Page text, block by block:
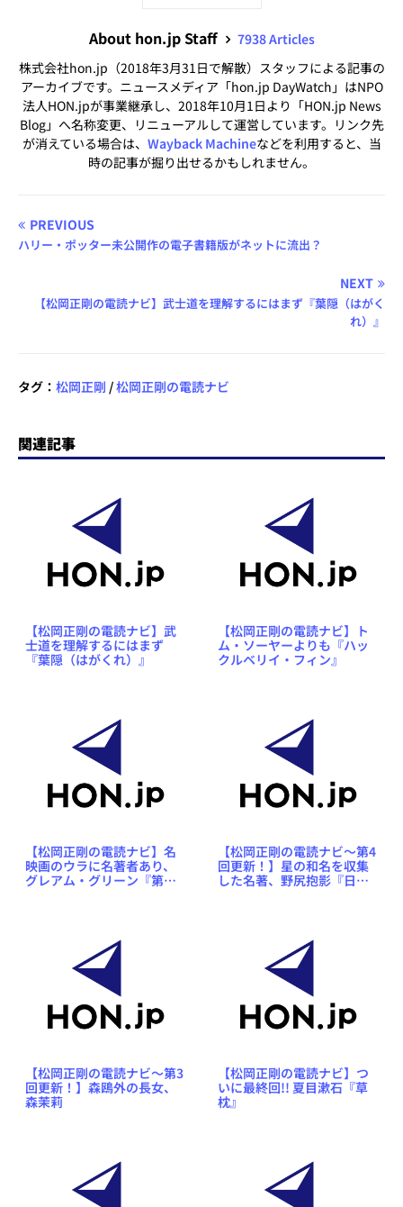
About hon.jp Staff
7938 Articles
株式会社hon.jp（2018年3月31日で解散）スタッフによる記事の
アーカイブです。ニュースメディア「hon.jp DayWatch」はNPO
法人HON.jpが事業継承し、2018年10月1日より「HON.jp News
Blog」へ名称変更、リニューアルして運営しています。リンク先
が消えている場合は、 Wayback Machineなどを利用すると、当
時の記事が掘り出せるかもしれません。
PREVIOUS
ハリー・ポッター未公開作の電子書籍版がネットに流出？
NEXT
【松岡正剛の電読ナビ】武士道を理解するにはまず『葉隠（はがく
れ）』
タグ： 松岡正剛 /松岡正剛の電読ナビ
関連記事
【松岡正剛の電読ナビ】武
士道を理解するにはまず
『葉隠（はがくれ）』
【松岡正剛の電読ナビ】ト
ム・ソーヤーよりも『ハッ
クルベリイ・フィン』
【松岡正剛の電読ナビ】名
映画のウラに名著者あり、
グレアム・グリーン『第三
【松岡正剛の電読ナビ～第4
回更新！】星の和名を収集
した名著、野尻抱影『日本
【松岡正剛の電読ナビ〜第3
回更新！】森鴎外の長女、
森茉莉
【松岡正剛の電読ナビ】つ
いに最終回!! 夏目漱石『草
枕』